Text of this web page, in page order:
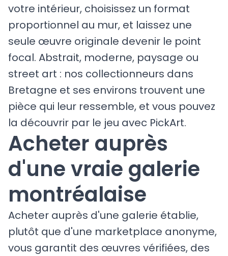
votre intérieur, choisissez un format
proportionnel au mur, et laissez une
seule œuvre originale devenir le point
focal. Abstrait, moderne, paysage ou
street art : nos collectionneurs dans
Bretagne et ses environs trouvent une
pièce qui leur ressemble, et vous pouvez
la découvrir par le jeu avec PickArt.
Acheter auprès
d'une vraie galerie
montréalaise
Acheter auprès d'une galerie établie,
plutôt que d'une marketplace anonyme,
vous garantit des œuvres vérifiées, des